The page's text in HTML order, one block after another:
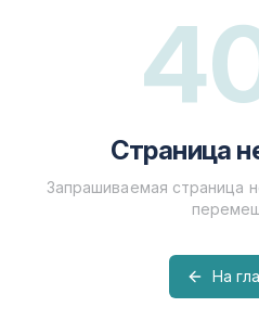
Страница
Запрашиваемая страница
На